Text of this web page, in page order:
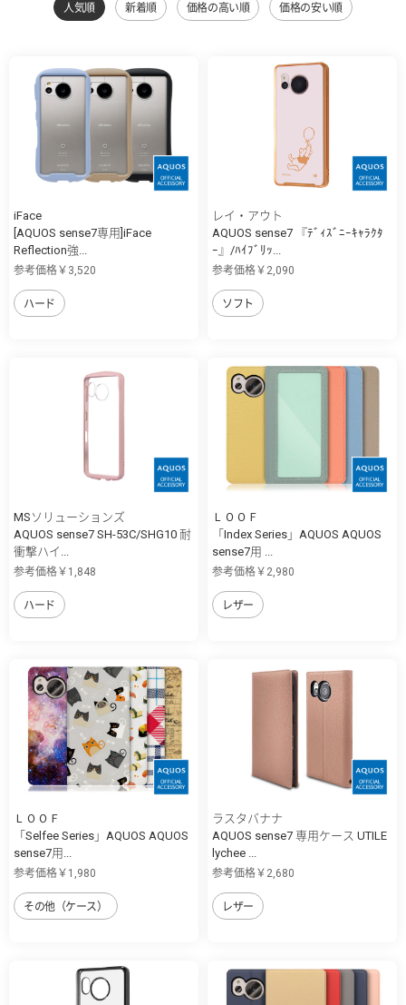
人気順 新着順 価格の高い順 価格の安い順
iFace
[AQUOS sense7専用]iFace
Reflection強...
参考価格￥3,520
ハード
レイ・アウト
AQUOS sense7 『ﾃﾞｨｽﾞﾆｰｷｬﾗｸﾀ
ｰ』/ﾊｲﾌﾞﾘｯ...
参考価格￥2,090
ソフト
MSソリューションズ
AQUOS sense7 SH-53C/SHG10 耐
衝撃ハイ...
参考価格￥1,848
ハード
ＬＯＯＦ
「Index Series」AQUOS AQUOS
sense7用 ...
参考価格￥2,980
レザー
ＬＯＯＦ
「Selfee Series」AQUOS AQUOS
sense7用...
参考価格￥1,980
その他（ケース）
ラスタバナナ
AQUOS sense7 専用ケース UTILE
lychee ...
参考価格￥2,680
レザー